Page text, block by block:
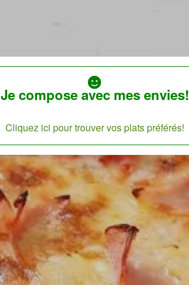
Je compose avec mes envies!
Cliquez ici pour trouver vos plats préférés!